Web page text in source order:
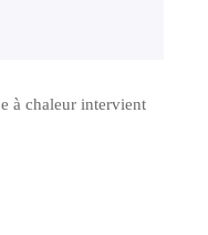
à chaleur intervient